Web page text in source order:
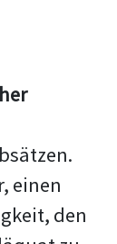
einen
den